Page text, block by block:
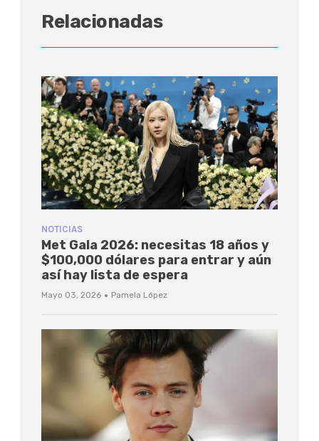
Relacionadas
NOTICIAS
Met Gala 2026: necesitas 18 años y
$100,000 dólares para entrar y aún
así hay lista de espera
Mayo 03, 2026 · Pamela López